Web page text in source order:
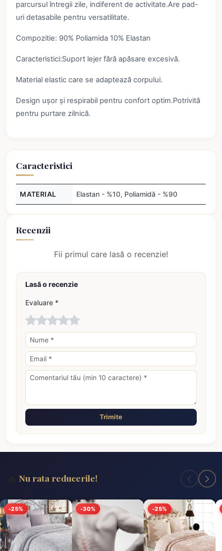
parcursul întregii zile, indiferent de activitate.Are pad-
uri detasabile pentru versatilitate.
Compozitie: 90% Poliamida 10% Elastan
Caracteristici:Suport lejer fără apăsare excesivă.
Material elastic care se adaptează corpului.
Design ușor și respirabil pentru confort optim.Potrivită
pentru purtare zilnică.
Caracteristici
MATERIAL Elastan - %10, Poliamidă - %90
Recenzii
Fii primul care lasă o recenzie!
Lasă o recenzie
Evaluare *
Trimite
Nu rata reducerile!
-25% -30% -25%